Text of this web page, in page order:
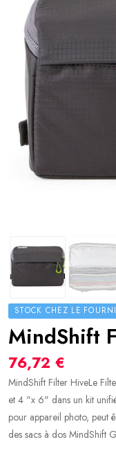
STOCK CHEZ LE
MindShift
76,72 €
MindShift Filter HiveLe
et 4 "x 6" dans un kit
pour appareil photo, peut
des sacs à dos MindShift